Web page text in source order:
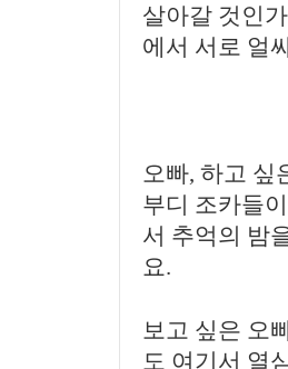
살아갈 것인
에서 서로 얼
오빠, 하고 싶
부디 조카들
서 추억의 밤
요.
보고 싶은 오
도 여기서 열